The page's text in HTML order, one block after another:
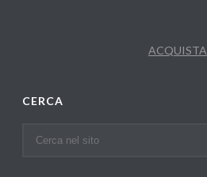
ACQUISTA
CERCA